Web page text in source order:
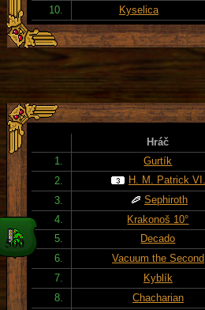
10.
Kyselica
Hráč
1.
Gurtík
2.
H. M. Patrick VI.
3.
Sephiroth
4.
Krakonoš 10°
5.
Decado
6.
Vacuum the Second
7.
Kyblík
8.
Chacharian